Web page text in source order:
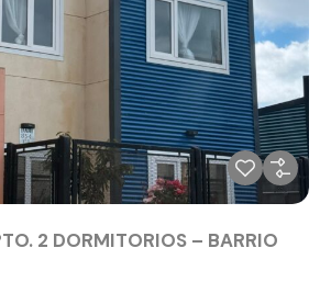
2 DORMITORIOS – BARRIO